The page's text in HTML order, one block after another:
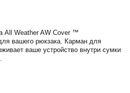
All Weather AW Cover ™
вашего рюкзака. Карман для
ваше устройство внутри сумки